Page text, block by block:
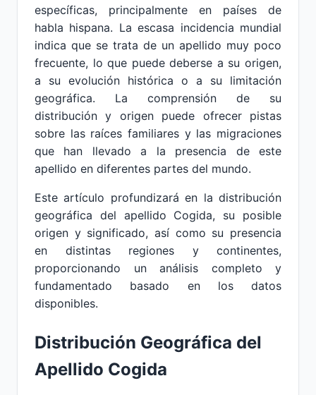
específicas, principalmente en países de
habla hispana. La escasa incidencia mundial
indica que se trata de un apellido muy poco
frecuente, lo que puede deberse a su origen,
a su evolución histórica o a su limitación
geográfica. La comprensión de su
distribución y origen puede ofrecer pistas
sobre las raíces familiares y las migraciones
que han llevado a la presencia de este
apellido en diferentes partes del mundo.
Este artículo profundizará en la distribución
geográfica del apellido Cogida, su posible
origen y significado, así como su presencia
en distintas regiones y continentes,
proporcionando un análisis completo y
fundamentado basado en los datos
disponibles.
Distribución Geográfica del
Apellido Cogida